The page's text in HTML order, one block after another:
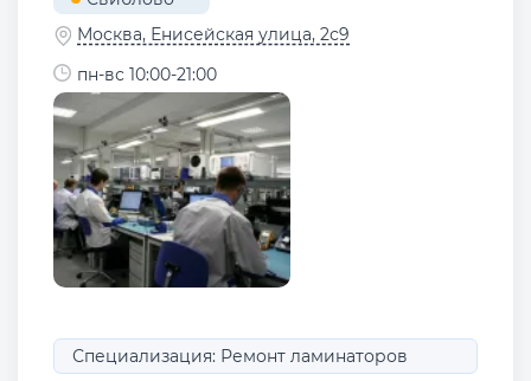
Москва, Енисейская улица, 2с9
пн-вс 10:00-21:00
Специализация: Ремонт ламинаторов